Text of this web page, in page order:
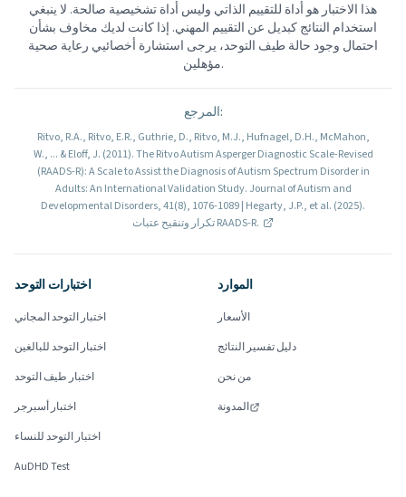
هذا الاختبار هو أداة للتقييم الذاتي وليس أداة تشخيصية صالحة. لا ينبغي
استخدام النتائج كبديل عن التقييم المهني. إذا كانت لديك مخاوف بشأن
احتمال وجود حالة طيف التوحد، يرجى استشارة أخصائيي رعاية صحية
مؤهلين.
المرجع:
Ritvo, R.A., Ritvo, E.R., Guthrie, D., Ritvo, M.J., Hufnagel, D.H., McMahon,
W., ... & Eloff, J. (2011). The Ritvo Autism Asperger Diagnostic Scale-Revised
(RAADS-R): A Scale to Assist the Diagnosis of Autism Spectrum Disorder in
Adults: An International Validation Study. Journal of Autism and
Developmental Disorders, 41(8), 1076-1089 | Hegarty, J.P., et al. (2025).
تكرار وتنقيح عتبات RAADS-R.
اختبارات التوحد
اختبار التوحد المجاني
اختبار التوحد للبالغين
اختبار طيف التوحد
اختبار أسبرجر
اختبار التوحد للنساء
AuDHD Test
الموارد
الأسعار
دليل تفسير النتائج
من نحن
المدونة